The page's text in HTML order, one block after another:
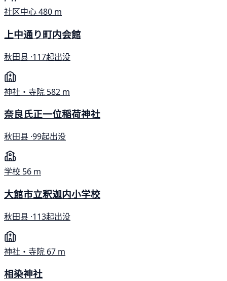
社区中心480 m
上中通り町内会館
秋田县 ·117起出没
神社・寺院 582 m
奈良氏正一位稲荷神社
秋田县 ·99起出没
学校 56 m
大館市立釈迦内小学校
秋田县 ·113起出没
神社・寺院 67 m
相染神社